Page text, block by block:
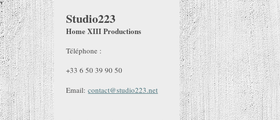
Studio223
Home XIII Productions
Téléphone :
+33 6 50 39 90 50
Email: contact@studio223.net